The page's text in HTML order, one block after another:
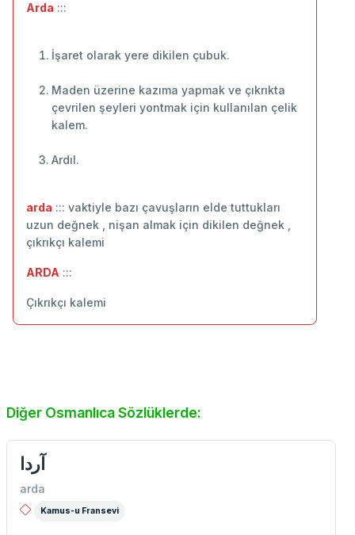
Arda :::
İşaret olarak yere dikilen çubuk.
Maden üzerine kazıma yapmak ve çıkrıkta
çevrilen şeyleri yontmak için kullanılan çelik
kalem.
Ardıl.
arda ::: vaktiyle bazı çavuşların elde tuttukları
uzun değnek , nişan almak için dikilen değnek ,
çıkrıkçı kalemi
ARDA :::
Çıkrıkçı kalemi
Diğer Osmanlıca Sözlüklerde:
آردا
arda
Kamus-u Fransevi